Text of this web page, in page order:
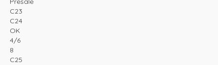
C23
C24
OK
4/6
8
C25